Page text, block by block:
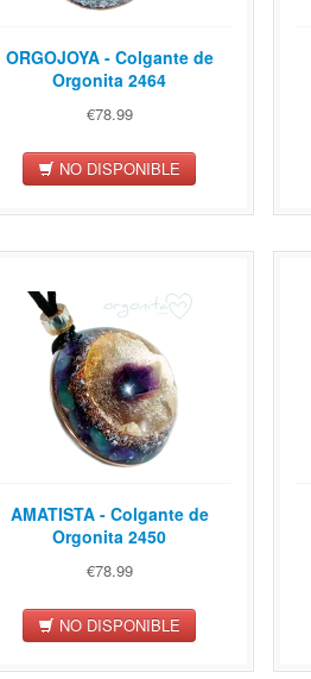
ORGOJOYA - Colgante de
Orgonita 2464
€78.99
NO DISPONIBLE
AMATISTA - Colgante de
Orgonita 2450
€78.99
NO DISPONIBLE